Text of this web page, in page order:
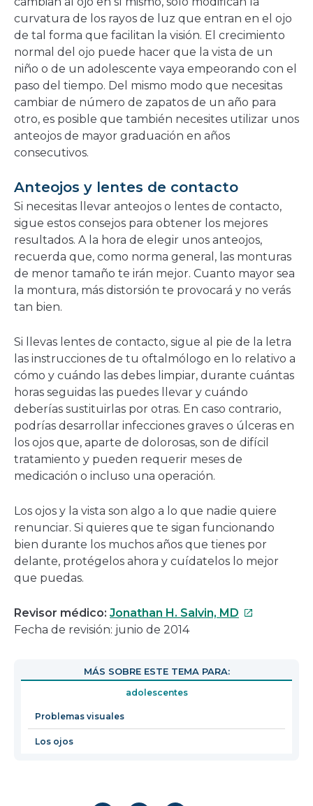
curvatura de los rayos de luz que entran en el ojo
de tal forma que facilitan la visión. El crecimiento
normal del ojo puede hacer que la vista de un
niño o de un adolescente vaya empeorando con el
paso del tiempo. Del mismo modo que necesitas
cambiar de número de zapatos de un año para
otro, es posible que también necesites utilizar unos
anteojos de mayor graduación en años
consecutivos.
Anteojos y lentes de contacto
Si necesitas llevar anteojos o lentes de contacto,
sigue estos consejos para obtener los mejores
resultados. A la hora de elegir unos anteojos,
recuerda que, como norma general, las monturas
de menor tamaño te irán mejor. Cuanto mayor sea
la montura, más distorsión te provocará y no verás
tan bien.
Si llevas lentes de contacto, sigue al pie de la letra
las instrucciones de tu oftalmólogo en lo relativo a
cómo y cuándo las debes limpiar, durante cuántas
horas seguidas las puedes llevar y cuándo
deberías sustituirlas por otras. En caso contrario,
podrías desarrollar infecciones graves o úlceras en
los ojos que, aparte de dolorosas, son de difícil
tratamiento y pueden requerir meses de
medicación o incluso una operación.
Los ojos y la vista son algo a lo que nadie quiere
renunciar. Si quieres que te sigan funcionando
bien durante los muchos años que tienes por
delante, protégelos ahora y cuídatelos lo mejor
que puedas.
Revisor médico: Jonathan H. Salvin, MD Este
en
ventana
Fecha de revisión: junio de 2014
MÁS SOBRE ESTE TEMA PARA:
adolescentes
Problemas visuales
Los ojos